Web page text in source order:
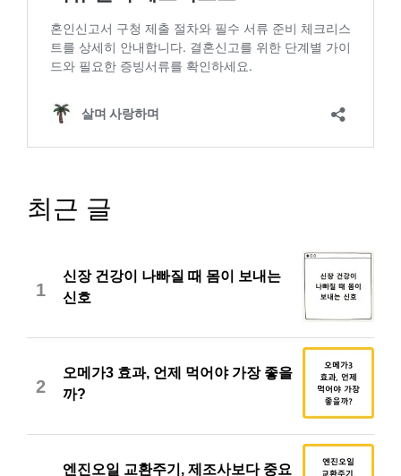
최근 글
1
신장 건강이 나빠질 때 몸이 보내는
신호
2
오메가3 효과, 언제 먹어야 가장 좋을
까?
엔진오일 교환주기, 제조사보다 중요